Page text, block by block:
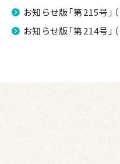
お知らせ版「第215号」
お知らせ版「第214号」